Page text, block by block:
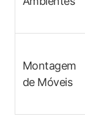
Montagem
de Móveis